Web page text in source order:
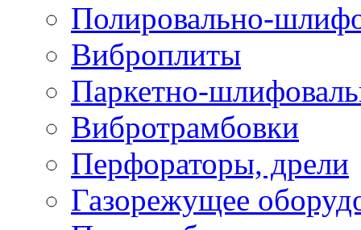
Полировально-
Виброплиты
Паркетно-
Вибротрамбовки
Перфораторы, дрели
Газорежущее